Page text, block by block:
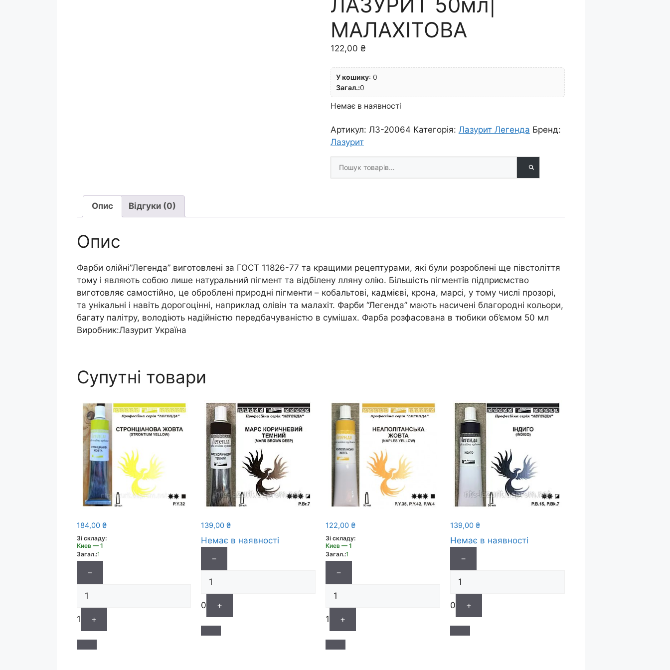
МАЛАХІТОВА
122,00 ₴
У кошику: 0
Загал.:0
Немає в наявності
Артикул: ЛЗ-20064 Категорія: Лазурит Легенда Бренд:
Лазурит
Шукати
товари
Опис Відгуки (0)
Опис
Фарби олійні”Легенда” виготовлені за ГОСТ 11826-77 та кращими рецептурами, які були розроблені ще півстоліття
тому і являють собою лише натуральний пігмент та відбілену лляну олію. Більшість пігментів підприємство
виготовляє самостійно, це оброблені природні пігменти – кобальтові, кадмієві, крона, марсі, у тому числі прозорі,
та унікальні і навіть дорогоцінні, наприклад олівін та малахіт. Фарби “Легенда” мають насичені благородні кольори,
багату палітру, володіють надійністю передбачуваністю в сумішах. Фарба розфасована в тюбики об’ємом 50 мл
Виробник:Лазурит Україна
Супутні товари
184,00 ₴
Зі складу:
Киев — 1
Загал.:1
−
1 +
139,00₴
Немає в наявності
−
0 +
122,00₴
Зі складу:
Киев — 1
Загал.:1
−
1 +
139,00₴
Немає в наявності
−
0 +